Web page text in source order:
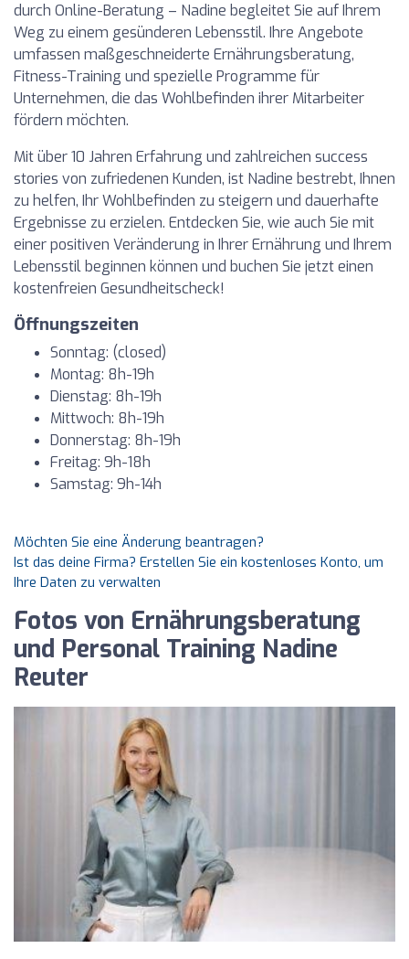
durch Online-Beratung – Nadine begleitet Sie auf Ihrem
Weg zu einem gesünderen Lebensstil. Ihre Angebote
umfassen maßgeschneiderte Ernährungsberatung,
Fitness-Training und spezielle Programme für
Unternehmen, die das Wohlbefinden ihrer Mitarbeiter
fördern möchten.
Mit über 10 Jahren Erfahrung und zahlreichen success
stories von zufriedenen Kunden, ist Nadine bestrebt, Ihnen
zu helfen, Ihr Wohlbefinden zu steigern und dauerhafte
Ergebnisse zu erzielen. Entdecken Sie, wie auch Sie mit
einer positiven Veränderung in Ihrer Ernährung und Ihrem
Lebensstil beginnen können und buchen Sie jetzt einen
kostenfreien Gesundheitscheck!
Öffnungszeiten
Sonntag: (closed)
Montag: 8h-19h
Dienstag: 8h-19h
Mittwoch: 8h-19h
Donnerstag: 8h-19h
Freitag: 9h-18h
Samstag: 9h-14h
Möchten Sie eine Änderung beantragen?
Ist das deine Firma? Erstellen Sie ein kostenloses Konto, um
Ihre Daten zu verwalten
Fotos von Ernährungsberatung
und Personal Training Nadine
Reuter